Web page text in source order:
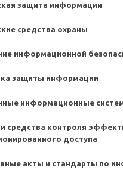
защита информации
средства охраны
информационной
защиты информации
информационные
средства контроля
доступа
акты и стандарты по